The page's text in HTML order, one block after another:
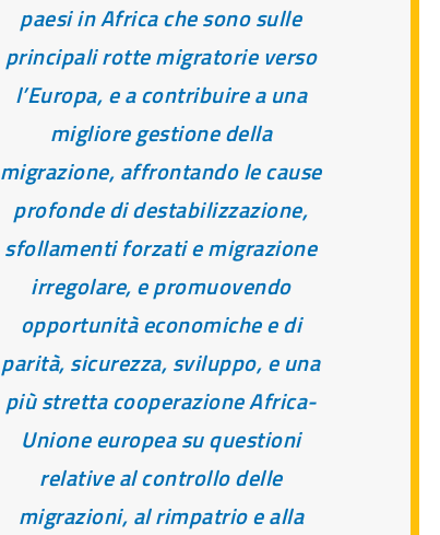
paesi in Africa che sono sulle
principali rotte migratorie verso
l’Europa, e a contribuire a una
migliore gestione della
migrazione, affrontando le cause
profonde di destabilizzazione,
sfollamenti forzati e migrazione
irregolare, e promuovendo
opportunità economiche e di
parità, sicurezza, sviluppo, e una
più stretta cooperazione Africa-
Unione europea su questioni
relative al controllo delle
migrazioni, al rimpatrio e alla